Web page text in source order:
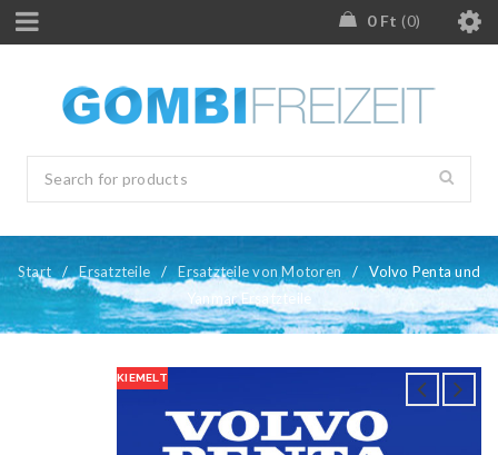
0 Ft 0
Start / Ersatzteile / Ersatzteile von Motoren /
Volvo Penta und
Yanmar Ersatzteile
KIEMELT